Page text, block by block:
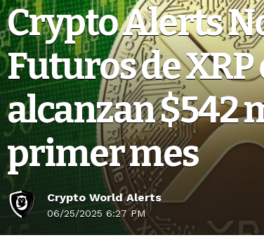
Crypto Alerts
Futuros de XRP
alcanzan $542
primer mes
Crypto World Alerts
06/25/2025 6:27 PM